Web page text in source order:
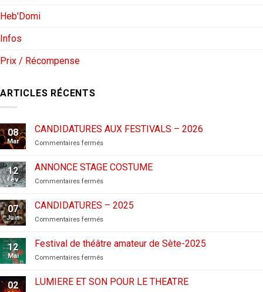
Heb'Domi
Infos
Prix / Récompense
ARTICLES RÉCENTS
08
Mar
CANDIDATURES AUX FESTIVALS – 2026
Commentaires ferméssur
AUX
FESTIVALS
–
12
Fév
ANNONCE STAGE COSTUME
Commentaires ferméssur
STAGE
COSTUME
07
Juin
CANDIDATURES – 2025
Commentaires ferméssur
2025
12
Mai
Festival de théâtre amateur de Sète-2025
Commentaires ferméssur
de
théâtre
02 LUMIERE ET SON POUR LE THEATRE